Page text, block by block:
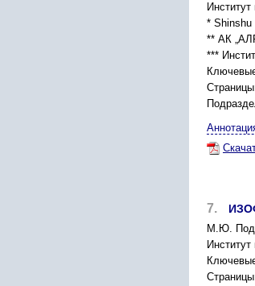
* Shinshu
** АК
***
7.
М.Ю.